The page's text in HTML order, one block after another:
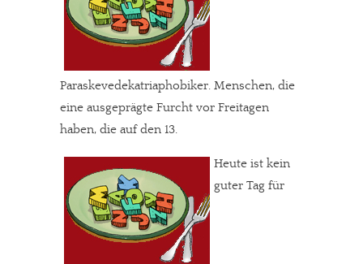
Paraskevedekatriaphobiker. Menschen, die
eine ausgeprägte Furcht vor Freitagen
haben, die auf den 13.
Heute ist kein
guter Tag für